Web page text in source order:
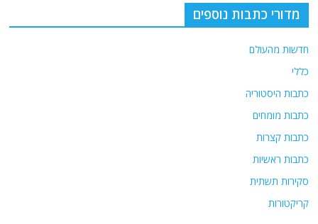
מדורי כתבות נוספים
חדשות מהעולם
כללי
כתבות היסטוריה
כתבות מומחים
כתבות קצרות
כתבות ראשיות
סקירות תשתית
קריקטורות